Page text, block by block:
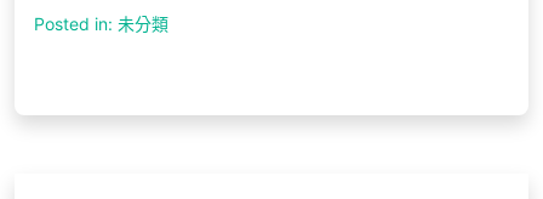
Posted in: 未分類